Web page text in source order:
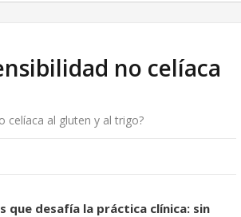
no celíaca
celíaca al gluten y al trigo?
que desafía la práctica clínica: sin